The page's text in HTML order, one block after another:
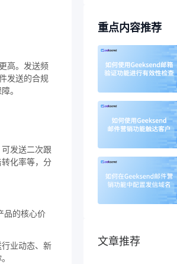
高。发送频
发送的合规
。
发送二次跟
化率等，分
品的核心价
业动态、新
重点内容推荐
文章推荐